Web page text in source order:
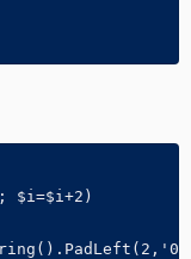
$i=$i+2)